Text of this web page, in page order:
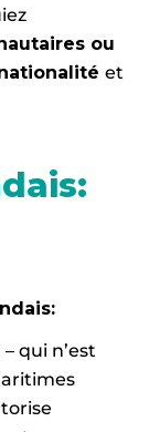
ou
et
– qui n’est